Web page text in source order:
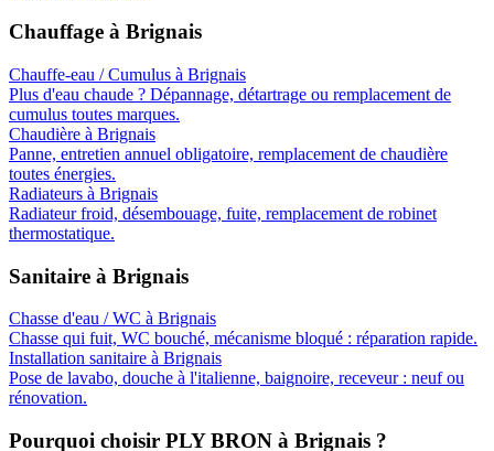
Chauffage à Brignais
Chauffe-eau / Cumulus à Brignais
Plus d'eau chaude ? Dépannage, détartrage ou remplacement de
cumulus toutes marques.
Chaudière à Brignais
Panne, entretien annuel obligatoire, remplacement de chaudière
toutes énergies.
Radiateurs à Brignais
Radiateur froid, désembouage, fuite, remplacement de robinet
thermostatique.
Sanitaire à Brignais
Chasse d'eau / WC à Brignais
Chasse qui fuit, WC bouché, mécanisme bloqué : réparation rapide.
Installation sanitaire à Brignais
Pose de lavabo, douche à l'italienne, baignoire, receveur : neuf ou
rénovation.
Pourquoi choisir PLY BRON à Brignais ?